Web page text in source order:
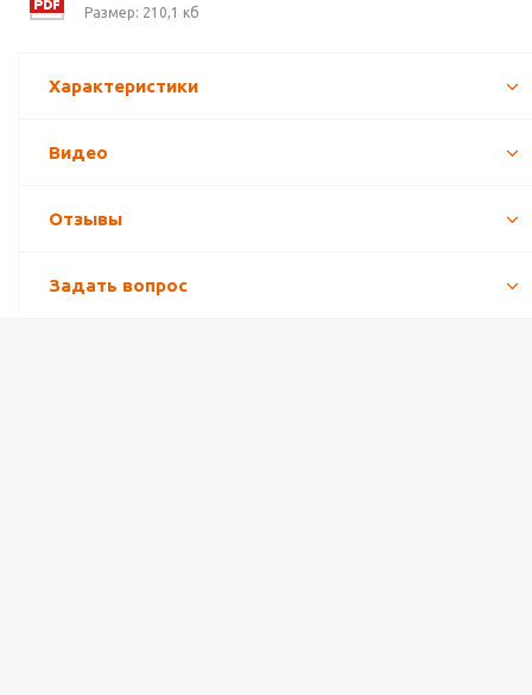
Размер: 210,1 кб
Характеристики
Видео
Отзывы
Задать вопрос